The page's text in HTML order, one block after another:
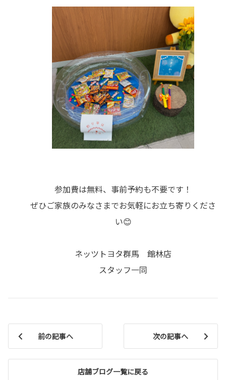
参加費は無料、事前予約も不要です！
ぜひご家族のみなさまでお気軽にお立ち寄りくださ
い😊
ネッツトヨタ群馬 館林店
スタッフ一同
前の記事へ
店舗ブログ一覧に戻る
次の記事へ